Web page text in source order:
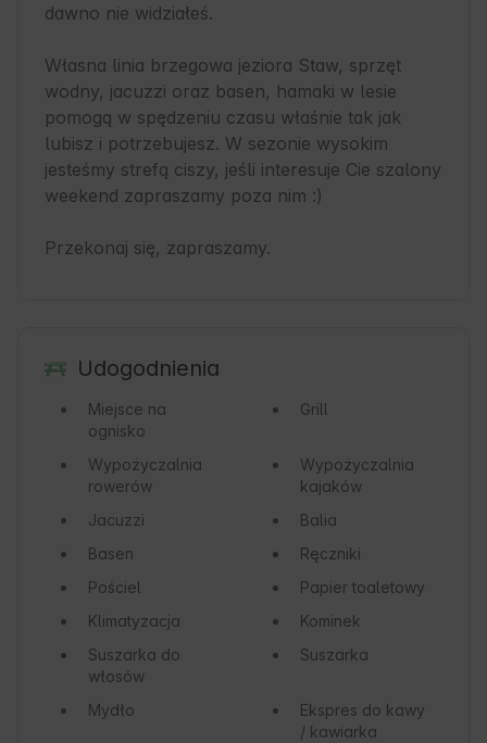
dawno nie widziałeś.
Własna linia brzegowa jeziora Staw, sprzęt
wodny, jacuzzi oraz basen, hamaki w lesie
pomogą w spędzeniu czasu właśnie tak jak
lubisz i potrzebujesz. W sezonie wysokim
jesteśmy strefą ciszy, jeśli interesuje Cie szalony
weekend zapraszamy poza nim :)
Przekonaj się, zapraszamy.
Udogodnienia
Miejsce na
ognisko
Grill
Wypożyczalnia
rowerów
Wypożyczalnia
kajaków
Jacuzzi
Balia
Basen
Ręczniki
Pościel
Papier toaletowy
Klimatyzacja
Kominek
Suszarka do
włosów
Suszarka
Mydło
Ekspres do kawy
/ kawiarka